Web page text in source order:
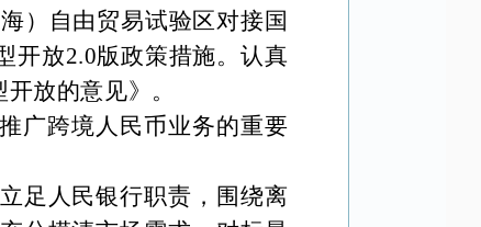
）自由贸易试验区对接国
开放2.0版政策措施。认真
放的意见》。
广跨境人民币业务的重要
足人民银行职责，围绕离